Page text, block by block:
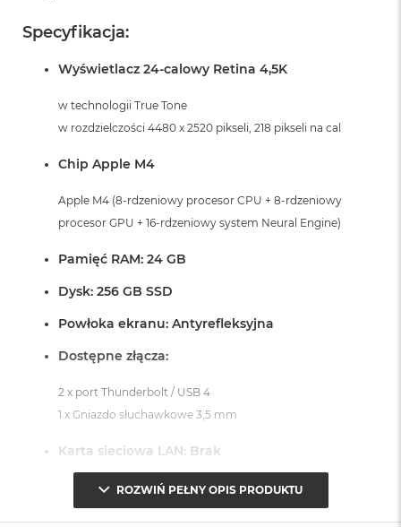
Specyfikacja:
Wyświetlacz 24-calowy Retina 4,5K
w technologii True Tone
w rozdzielczości 4480 x 2520 pikseli, 218 pikseli na cal
Chip Apple M4
Apple M4 (8-rdzeniowy procesor CPU + 8-rdzeniowy
procesor GPU + 16-rdzeniowy system Neural Engine)
Pamięć RAM: 24 GB
Dysk: 256 GB SSD
Powłoka ekranu: Antyrefleksyjna
Dostępne złącza:
2 x port Thunderbolt / USB 4
1 x Gniazdo słuchawkowe 3,5 mm
Karta sieciowa LAN: Brak
System operacyjny macOS Sequoia
- lub nowszy, z darmową aktualizacją.
ROZWIŃ PEŁNY OPIS PRODUKTU